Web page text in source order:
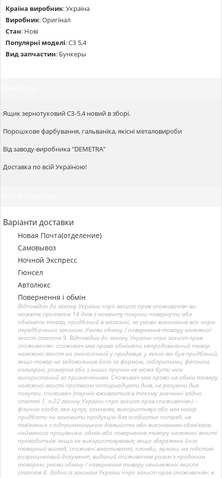
Країна виробник:Україна
Виробник:Оригінал
Стан: Нові
Популярні моделі:СЗ 5,4
Вид запчастин: Бункеры
Ящик зернотуковий СЗ-5.4 новий в зборі.
Порошкове фарбування, гальваніка, якісні металовироби
Від заводу-виробника "DEMETRA"
Доставка по всій Україною!
Варіанти доставки
Новая Почта(отделение)
Самовывоз
Ночной Экспресс
Гюнсел
Автолюкс
Повернення і обмін
Відповідно до закону України «про захист прав споживачів» ви
можете протягом 14 днів з моменту покупки повернути або
обміняти товар, придбаний в магазині, за умови виконання всіх норм
передбачених законом. Умови обміну / повернення товару належної
якості стаття 9. Відповідно до закону України «про захист прав
споживачів»: споживач має право обміняти непродовольчий товар
належної якості на аналогічний у продавця, у якого він був придбаний,
якщо товар не задовольнив його за формою, габаритами, фасоном,
кольором, розміром або з інших причин не може бути ним
використаний за призначенням. Споживач має право на обмін товару
належної якості протягом чотирнадцяти днів, не рахуючи дня
покупки. споживач (термін вживається в такому значенні згідно
статті 1. п.22 закону України «про захист прав споживачів») –
фізична особа, яка купує, замовляє, використовує або має намір
придбати чи замовити продукцію для особистих потреб, не
пов’язаних з підприємницькою діяльністю або виконанням обов’язків
найманого працівника. обмін або повернення товару належної якості
провадиться: якщо не використовувався; якщо збережено його
товарний вигляд, споживчі властивості, пломби, ярлики; на підставі
розрахунковий документ, виданий споживачеві разом з проданим
товаром. умови обміну / повернення товару неналежної якості
стаття 8. Згідно із законом України «про захист прав споживачів»: в